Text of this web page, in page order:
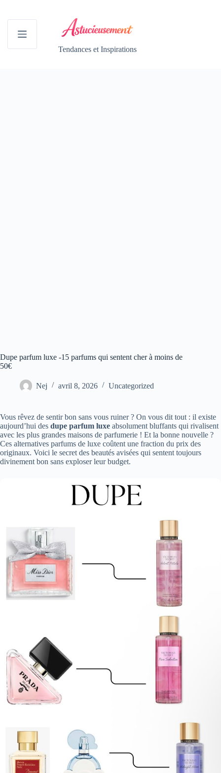
contenu
Tendances et Inspirations
Dupe parfum luxe -15 parfums qui sentent cher à moins de
50€
Nej avril 8, 2026 Uncategorized
Vous rêvez de sentir bon sans vous ruiner ? On vous dit tout : il existe
aujourd’hui des dupe parfum luxe absolument bluffants qui rivalisent
avec les plus grandes maisons de parfumerie ! Et la bonne nouvelle ?
Ces alternatives parfums de luxe coûtent une fraction du prix des
originaux. Voici le secret des beautés avisées qui sentent toujours
divinement bon sans exploser leur budget.